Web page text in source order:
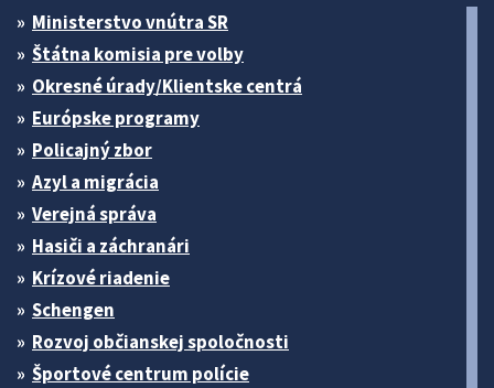
Ministerstvo vnútra SR
Štátna komisia pre volby
Okresné úrady/Klientske centrá
Európske programy
Policajný zbor
Azyl a migrácia
Verejná správa
Hasiči a záchranári
Krízové riadenie
Schengen
Rozvoj občianskej spoločnosti
Športové centrum polície